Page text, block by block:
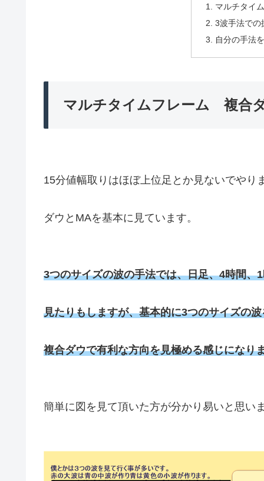
マルチタイ
3波手法での
自分の手法
マルチタイムフレーム 複合
15分値幅取りはほぼ上位足とか見ないでやり
ダウとMAを基本に見ています。
3つのサイズの波の手法では、日足、4時間、
見たりもしますが、基本的に3つのサイズの
複合ダウで有利な方向を見極める感じになり
簡単に図を見て頂いた方が分かり易いと思い